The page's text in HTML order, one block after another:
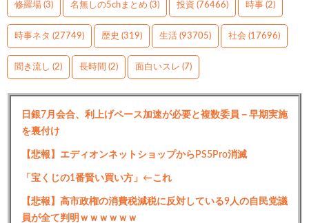
修羅場 (3) 名無しの5chまとめ (3) 投資 (76466) 時事 (2)
時事ネタ (27749) 歴史 (319) 生活 (93705) 社会 (17696)
聞き流し (2) 長時間 (2) 面白いスレ (7)
日銀7月会合、利上げペース加速が必要と複数委員－早期実施
を裏付け
【悲報】エディオンネットショップからPS5Pro消滅
「宝くじの1番賢い買い方」←これ
【悲報】高市政権の消費税減税に反対している9人の自民党議
員が全て判明ｗｗｗｗｗｗ